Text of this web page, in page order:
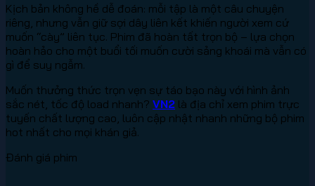
Kịch bản không hề dễ đoán: mỗi tập là một câu chuyện
riêng, nhưng vẫn giữ sợi dây liên kết khiến người xem cứ
muốn “cày” liên tục. Phim đã hoàn tất trọn bộ – lựa chọn
hoàn hảo cho một buổi tối muốn cười sảng khoái mà vẫn có
gì để suy ngẫm.
Muốn thưởng thức trọn vẹn sự táo bạo này với hình ảnh
sắc nét, tốc độ load nhanh? VN2 là địa chỉ xem phim trực
tuyến chất lượng cao, luôn cập nhật nhanh những bộ phim
hot nhất cho mọi khán giả.
Đánh giá phim